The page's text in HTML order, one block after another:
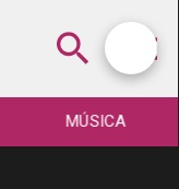
MÚSICA